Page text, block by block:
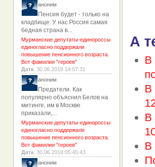
А
В
В
В
В
аноним
Пенсия будет - только на
кладбище. У нас Россия самая
бедная страна в...
Мурманские депутаты-единороссы
единогласно поддержали
повышение пенсионного возраста.
Вот фамилии "героев"
Дата: 30.06.2018 14:57:31
аноним
Предатели. Как
популярно объяснил Белов на
митинге, им в Москве
приказали,...
Мурманские депутаты-единороссы
единогласно поддержали
повышение пенсионного возраста.
Вот фамилии "героев"
Дата: 30.06.2018 05:45:43
аноним